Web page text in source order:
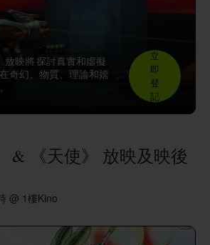
放映將探討真實和虛擬
奇幻、物質、理論和嬉
立
即
登
記
& 《天使》 放映及映後
@ 1樓Kino